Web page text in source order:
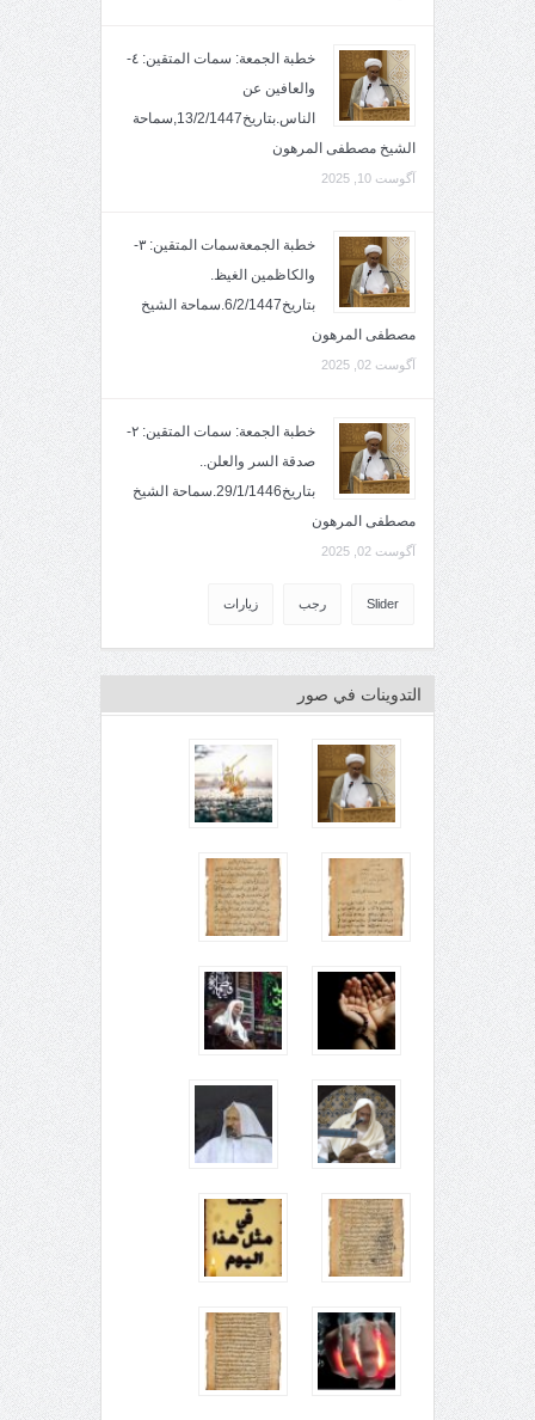
خطبة الجمعة: سمات المتقين: ٤-
والعافين عن
الناس.بتاريخ13/2/1447,سماحة
الشيخ مصطفى المرهون
آگوست 10, 2025
خطبة الجمعةسمات المتقين: ٣-
والكاظمين الغيظ.
بتاريخ6/2/1447.سماحة الشيخ
مصطفى المرهون
آگوست 02, 2025
خطبة الجمعة: سمات المتقين: ٢-
صدقة السر والعلن..
بتاريخ29/1/1446.سماحة الشيخ
مصطفى المرهون
آگوست 02, 2025
Slider رجب زيارات
التدوينات في صور